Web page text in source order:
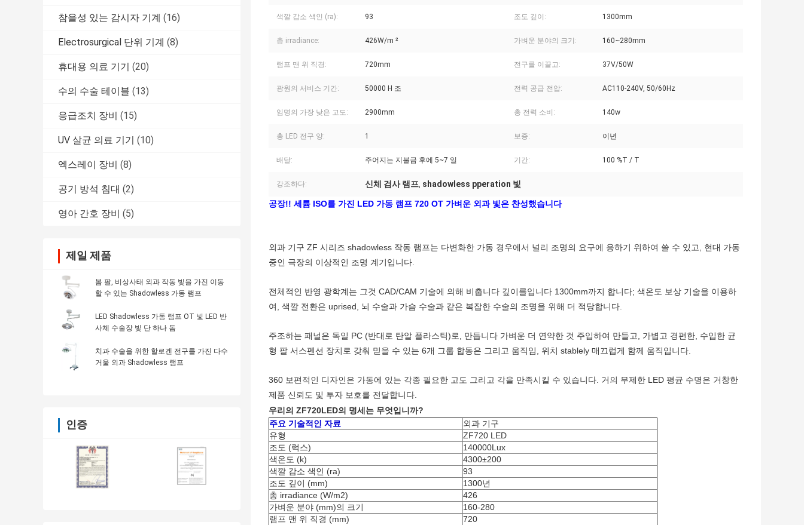
참을성 있는 감시자 기계 (16)
Electrosurgical 단위 기계 (8)
휴대용 의료 기기 (20)
수의 수술 테이블 (13)
응급조치 장비 (15)
UV 살균 의료 기기 (10)
엑스레이 장비 (8)
공기 방석 침대 (2)
영아 간호 장비 (5)
제일 제품
봄 팔, 비상사태 외과 작동 빛을 가진 이동
할 수 있는 Shadowless 가동 램프
LED Shadowless 가동 램프 OT 빛 LED 반
사체 수술장 빛 단 하나 돔
치과 수술을 위한 할로겐 전구를 가진 다수
거울 외과 Shadowless 램프
인증
색깔 감소 색인 (ra): 93 조도 깊이: 1300mm
총 irradiance: 426W/m ² 가벼운 분야의 크기: 160~280mm
램프 맨 위 직경: 720mm 전구를 이끌고: 37V/50W
광원의 서비스 기간: 50000 H 조 전력 공급 전압: AC110-240V, 50/60Hz
임명의 가장 낮은 고도: 2900mm 총 전력 소비: 140w
총 LED 전구 양: 1 보증: 이년
배달: 주어지는 지불금 후에 5~7 일 기간: 100 %T / T
강조하다: 신체 검사 램프, shadowless pperation 빛
공장!! 세륨 ISO를 가진 LED 가동 램프 720 OT 가벼운 외과 빛은 찬성했습니다
외과 기구 ZF 시리즈 shadowless 작동 램프는 다변화한 가동 경우에서 널리 조명의 요구에 응하기 위하여 쓸 수 있고, 현대 가동
중인 극장의 이상적인 조명 계기입니다.
전체적인 반영 광학계는 그것 CAD/CAM 기술에 의해 비춥니다 깊이를입니다 1300mm까지 합니다; 색온도 보상 기술을 이용하
여, 색깔 전환은 uprised, 뇌 수술과 가슴 수술과 같은 복잡한 수술의 조명을 위해 더 적당합니다.
주조하는 패널은 독일 PC (반대로 탄알 플라스틱)로, 만듭니다 가벼운 더 연약한 것 주입하여 만들고, 가볍고 경편한, 수입한 균
형 팔 서스펜션 장치로 갖춰 믿을 수 있는 6개 그룹 합동은 그리고 움직임, 위치 stablely 매끄럽게 함께 움직입니다.
360 보편적인 디자인은 가동에 있는 각종 필요한 고도 그리고 각을 만족시킬 수 있습니다. 거의 무제한 LED 평균 수명은 거창한
제품 신뢰도 및 투자 보호를 전달합니다.
우리의 ZF720LED의 명세는 무엇입니까?
주요 기술적인 자료
외과 기구
유형
ZF720 LED
조도 (럭스)
140000Lux
색온도 (k)
4300±200
색깔 감소 색인 (ra)
93
조도 깊이 (mm)
1300년
총 irradiance (W/m2)
426
가벼운 분야 (mm)의 크기
160-280
램프 맨 위 직경 (mm)
720